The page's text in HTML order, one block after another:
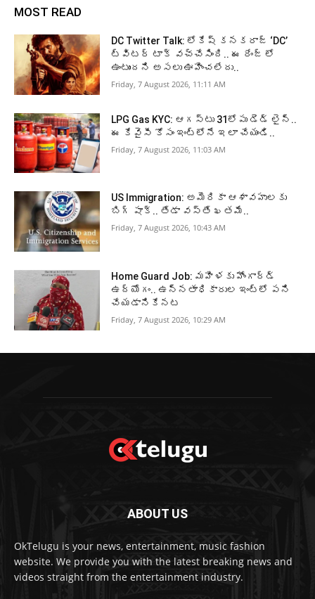
MOST READ
DC Twitter Talk: లోకేష్ కనకరాజ్ ‘DC’
ట్విటర్ టాక్ వచ్చేసింది.. ఈ రేంజ్ లో
ఉంటుందని అసలు ఊహించలేదు..
Friday, 7 August 2026, 11:11 AM
LPG Gas KYC: ఆగస్టు 31లోపు డెడ్ లైన్..
ఈ కేవైసీ కోసం ఇంట్లోనే ఇలా చేయండి..
Friday, 7 August 2026, 11:03 AM
US Immigration: అమెరికా ఆశావహులకు
బిగ్ షాక్.. తేడా వస్తే ఖతమే..
Friday, 7 August 2026, 10:43 AM
Home Guard Job: మహిళకు హోంగార్డ్
ఉద్యోగం.. ఉన్నతాధికారుల ఇంట్లో పని
చేయడానికేనట
Friday, 7 August 2026, 10:29 AM
ABOUT US
OkTelugu is your news, entertainment, music fashion
website. We provide you with the latest breaking news and
videos straight from the entertainment industry.